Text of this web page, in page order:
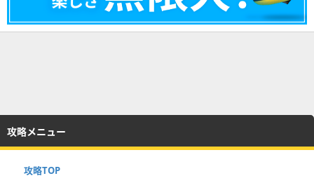
攻略メニュー
攻略TOP